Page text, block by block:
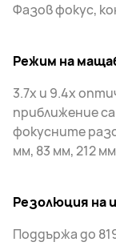
Фазов фокус,
Режим на
3.7x и 9.4x
приближение
фокусните
мм, 83 мм, 212
Резолюция на
Поддържа до